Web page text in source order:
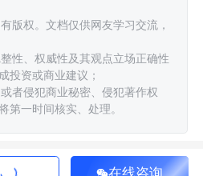
版权。文档仅供网友学习交流，
性、权威性及其观点立场正确性
投资或商业建议；
者侵犯商业秘密、侵犯著作权
第一时间核实、处理。